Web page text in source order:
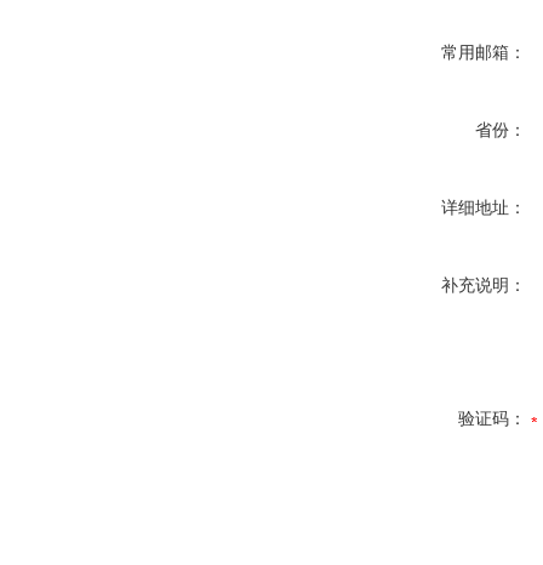
常用邮箱：
省份：
详细地址：
补充说明：
验证码：